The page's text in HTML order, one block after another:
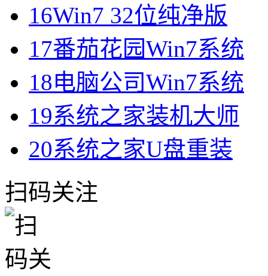
16Win7 32位纯净版
17番茄花园Win7系统
18电脑公司Win7系统
19系统之家装机大师
20系统之家U盘重装
扫码关注